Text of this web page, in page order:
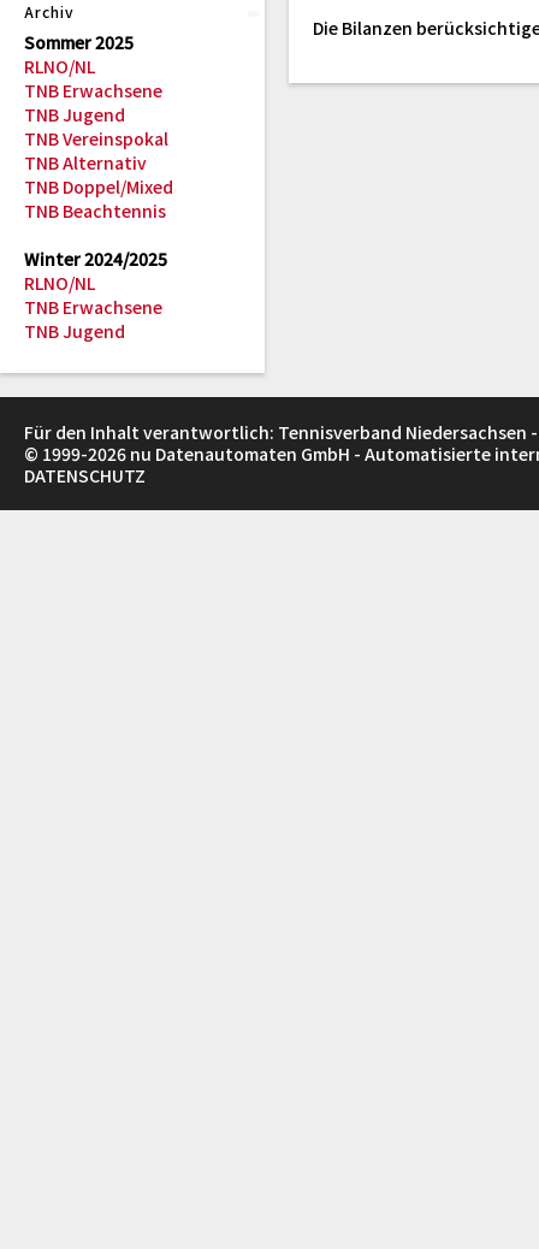
Archiv
Sommer 2025
RLNO/NL
TNB Erwachsene
TNB Jugend
TNB Vereinspokal
TNB Alternativ
TNB Doppel/Mixed
TNB Beachtennis
Winter 2024/2025
RLNO/NL
TNB Erwachsene
TNB Jugend
Die Bilanzen
Für den Inhalt verantwortlich: Tennisverband Niedersachsen -
© 1999-2026 nu Datenautomaten GmbH - Automatisierte
DATENSCHUTZ